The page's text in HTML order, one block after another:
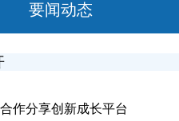
要闻动态
作分享创新成长平台